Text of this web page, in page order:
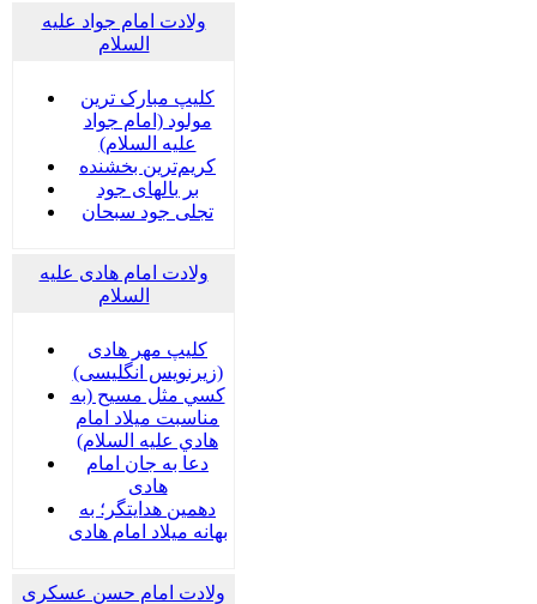
ولادت امام جواد علیه
السلام
کلیپ مبارک ترین
مولود (امام جواد
علیه السلام)
کریم‌ترین بخشنده
بر بالهای جود
تجلی جود سبحان
ولادت امام هادی علیه
السلام
کلیپ مهر هادی
(زیرنویس انگلیسی)
كسي مثل مسيح (به
مناسبت ميلاد امام
هادي عليه السلام)
دعا به جان امام
هادی
دهمین هدایتگر؛ به
بهانه میلاد امام هادی
ولادت امام حسن عسکری